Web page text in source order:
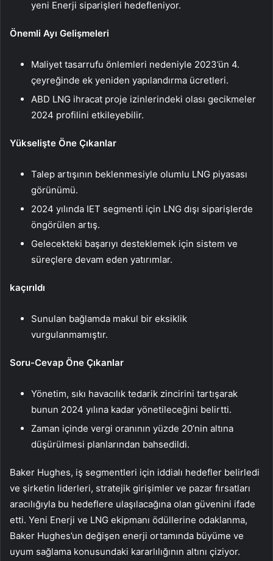
yeni Enerji siparişleri hedefleniyor.
Önemli Ayı Gelişmeleri
Maliyet tasarrufu önlemleri nedeniyle 2023’ün 4.
çeyreğinde ek yeniden yapılandırma ücretleri.
ABD LNG ihracat proje izinlerindeki olası gecikmeler
2024 profilini etkileyebilir.
Yükselişte Öne Çıkanlar
Talep artışının beklenmesiyle olumlu LNG piyasası
görünümü.
2024 yılında IET segmenti için LNG dışı siparişlerde
öngörülen artış.
Gelecekteki başarıyı desteklemek için sistem ve
süreçlere devam eden yatırımlar.
kaçırıldı
Sunulan bağlamda makul bir eksiklik
vurgulanmamıştır.
Soru-Cevap Öne Çıkanlar
Yönetim, sıkı havacılık tedarik zincirini tartışarak
bunun 2024 yılına kadar yönetileceğini belirtti.
Zaman içinde vergi oranının yüzde 20’nin altına
düşürülmesi planlarından bahsedildi.
Baker Hughes, iş segmentleri için iddialı hedefler belirledi
ve şirketin liderleri, stratejik girişimler ve pazar fırsatları
aracılığıyla bu hedeflere ulaşılacağına olan güvenini ifade
etti. Yeni Enerji ve LNG ekipmanı ödüllerine odaklanma,
Baker Hughes’un değişen enerji ortamında büyüme ve
uyum sağlama konusundaki kararlılığının altını çiziyor.